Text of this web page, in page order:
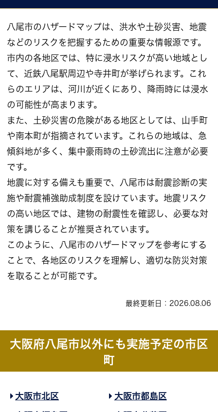
八尾市のハザードマップは、洪水や土砂災害、地震
などのリスクを把握するための重要な情報源です。
市内の各地区では、特に浸水リスクが高い地域とし
て、近鉄八尾駅周辺や寺井町が挙げられます。これ
らのエリアは、河川が近くにあり、降雨時には浸水
の可能性が高まります。
また、土砂災害の危険がある地区としては、山手町
や南本町が指摘されています。これらの地域は、急
傾斜地が多く、集中豪雨時の土砂流出に注意が必要
です。
地震に対する備えも重要で、八尾市は耐震診断の実
施や耐震補強助成制度を設けています。地震リスク
の高い地区では、建物の耐震性を確認し、必要な対
策を講じることが推奨されています。
このように、八尾市のハザードマップを参考にする
ことで、各地区のリスクを理解し、適切な防災対策
を取ることが可能です。
最終更新日：2026.08.06
大阪府八尾市以外にも実施予定の市区
町
大阪市北区 大阪市都島区